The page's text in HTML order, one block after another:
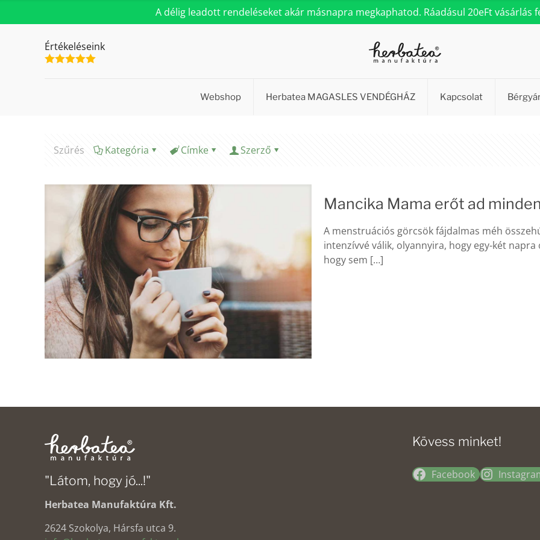
A délig leadott rendeléseket akár másnapra megkaphatod. Ráadásul 20eFt vásárlás
Értékeléseink
Webshop Herbatea MAGASLES VENDÉGHÁZ Kapcsolat
Szűrés Kategória Címke Szerző
Mancika Mama erőt ad
A menstruációs görcsök fájdalmas méh
intenzívvé válik, olyannyira, hogy egy-két
hogy sem […]
"Látom, hogy jó...!"
Herbatea Manufaktúra Kft.
2624 Szokolya, Hársfa utca 9.
Kövess minket!
Facebook